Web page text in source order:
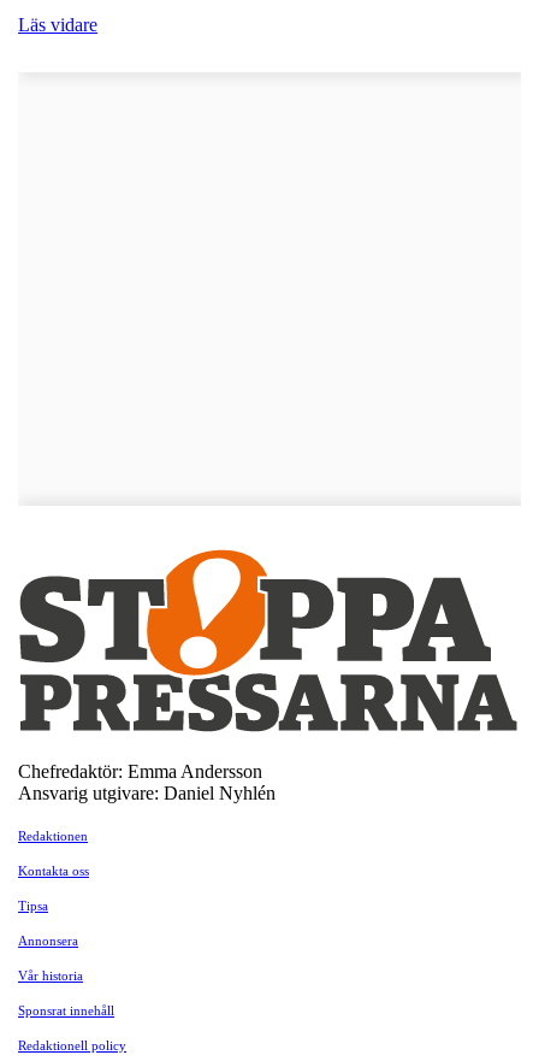
Läs vidare
Chefredaktör: Emma Andersson
Ansvarig utgivare: Daniel Nyhlén
Redaktionen
Kontakta oss
Tipsa
Annonsera
Vår historia
Sponsrat innehåll
Redaktionell policy